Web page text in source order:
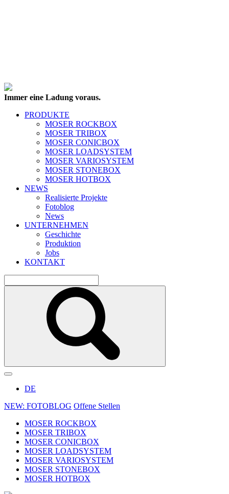
Immer eine Ladung voraus.
PRODUKTE
MOSER ROCKBOX
MOSER TRIBOX
MOSER CONICBOX
MOSER LOADSYSTEM
MOSER VARIOSYSTEM
MOSER STONEBOX
MOSER HOTBOX
NEWS
Realisierte Projekte
Fotoblog
News
UNTERNEHMEN
Geschichte
Produktion
Jobs
KONTAKT
DE
NEW: FOTOBLOG Offene Stellen
MOSER ROCKBOX
MOSER TRIBOX
MOSER CONICBOX
MOSER LOADSYSTEM
MOSER VARIOSYSTEM
MOSER STONEBOX
MOSER HOTBOX